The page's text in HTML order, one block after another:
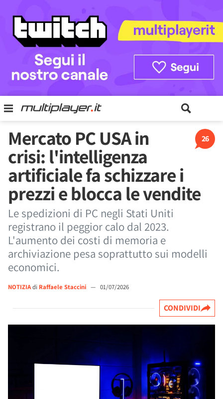
26
Mercato PC USA in
crisi: l'intelligenza
artificiale fa schizzare i
prezzi e blocca le vendite
Le spedizioni di PC negli Stati Uniti
registrano il peggior calo dal 2023.
L'aumento dei costi di memoria e
archiviazione pesa soprattutto sui modelli
economici.
NOTIZIAdi Raffaele Staccini — 01/07/2026
CONDIVIDI